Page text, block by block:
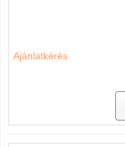
Ajánlatkérés